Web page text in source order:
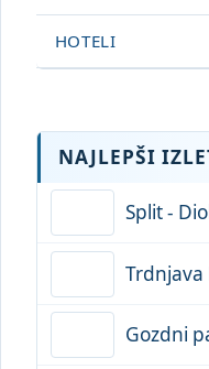
HOTELI
NAJLEPŠI
Split -
Trdnjava
Gozdni